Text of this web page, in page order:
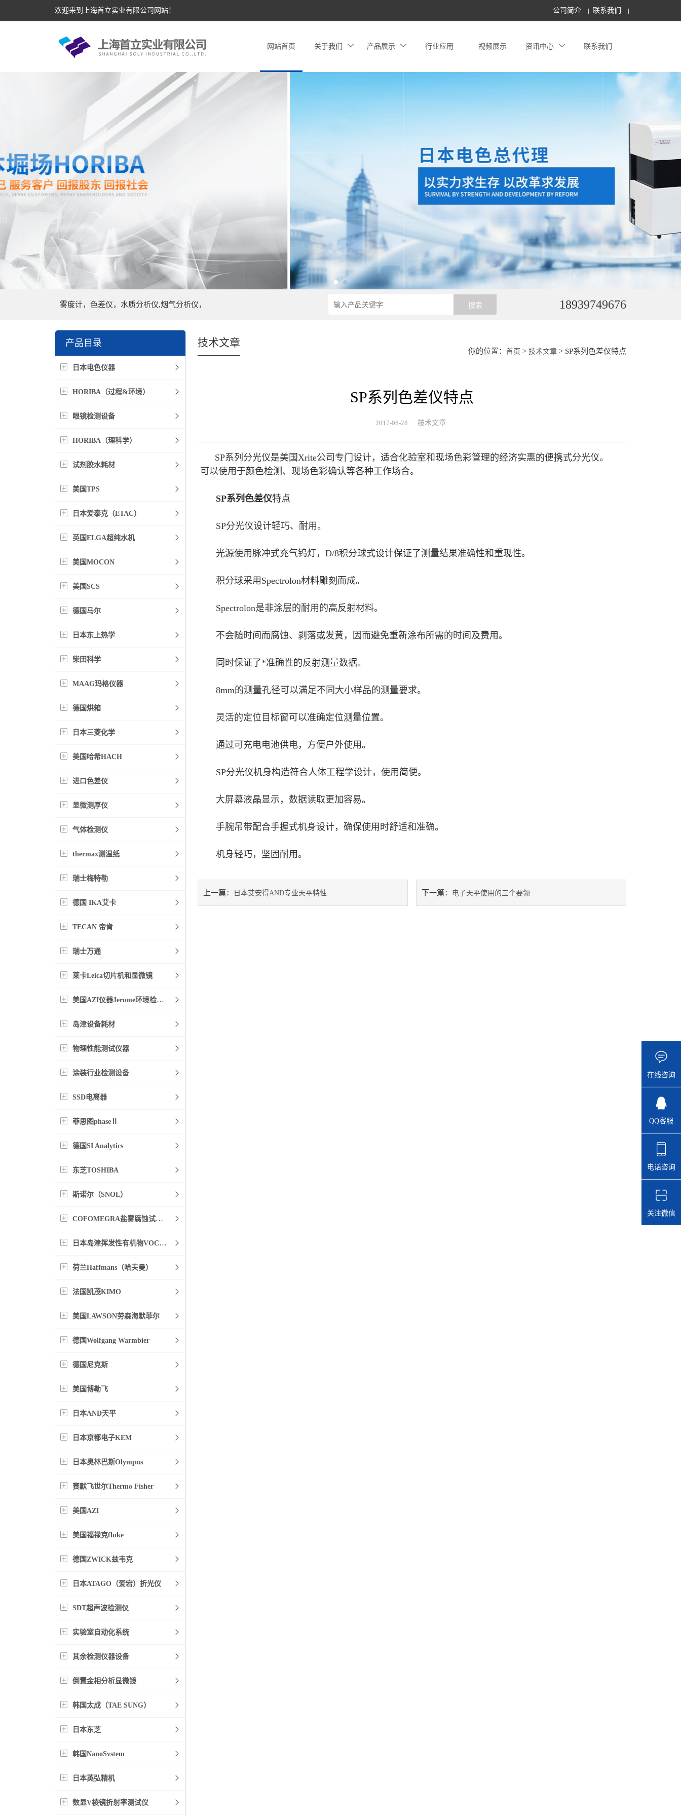
欢迎来到上海首立实业有限公司网站！ 公司简介 联系我们
网站首页 关于我们 产品展示 行业应用 视频展示 资讯中心 联系我们
雾度计，色差仪，水质分析仪,烟气分析仪， 18939749676
产品目录
日本电色仪器
HORIBA（过程&环境）
眼镜检测设备
HORIBA（理科学）
试剂胶水耗材
美国TPS
日本爱泰克（ETAC）
英国ELGA超纯水机
美国MOCON
美国SCS
德国马尔
日本东上热学
柴田科学
MAAG玛格仪器
德国烘箱
日本三菱化学
美国哈希HACH
进口色差仪
显微测厚仪
气体检测仪
thermax测温纸
瑞士梅特勒
德国 IKA艾卡
TECAN 帝肯
瑞士万通
莱卡Leica切片机和显微镜
美国AZI仪器Jerome环境检测仪器
岛津设备耗材
物理性能测试仪器
涂装行业检测设备
SSD电离器
菲思图phaseⅡ
德国SI Analytics
东芝TOSHIBA
斯诺尔（SNOL）
COFOMEGRA盐雾腐蚀试验箱
日本岛津挥发性有机物VOC检测
荷兰Haffmans（哈夫曼）
法国凯茂KIMO
美国LAWSON劳森海默菲尔
德国Wolfgang Warmbier
德国尼克斯
美国博勒飞
日本AND天平
日本京都电子KEM
日本奥林巴斯Olympus
赛默飞世尔Thermo Fisher
美国AZI
美国福禄克fluke
德国ZWICK兹韦克
日本ATAGO（爱宕）折光仪
SDT超声波检测仪
实验室自动化系统
其余检测仪器设备
倒置金相分析显微镜
韩国太成（TAE SUNG）
日本东芝
韩国NanoSvstem
日本英弘精机
数显V棱镜折射率测试仪
你的位置：首页 >技术文章 > SP系列色差仪特点
技术文章
SP系列色差仪特点
2017-08-28 技术文章
SP系列分光仪是美国Xrite公司专门设计，适合化验室和现场色彩管理的经济实惠的便携式分光仪。
可以使用于颜色检测、现场色彩确认等各种工作场合。
SP系列色差仪特点
SP分光仪设计轻巧、耐用。
光源使用脉冲式充气钨灯，D/8积分球式设计保证了测量结果准确性和重现性。
积分球采用Spectrolon材料雕刻而成。
Spectrolon是非涂层的耐用的高反射材料。
不会随时间而腐蚀、剥落或发黄，因而避免重新涂布所需的时间及费用。
同时保证了*准确性的反射测量数据。
8mm的测量孔径可以满足不同大小样品的测量要求。
灵活的定位目标窗可以准确定位测量位置。
通过可充电电池供电，方便户外使用。
SP分光仪机身构造符合人体工程学设计，使用简便。
大屏幕液晶显示，数据读取更加容易。
手腕吊带配合手握式机身设计，确保使用时舒适和准确。
机身轻巧，坚固耐用。
上一篇： 日本艾安得AND专业天平特性 下一篇： 电子天平使用的三个要领
在线咨询
QQ客服
电话咨询
关注微信